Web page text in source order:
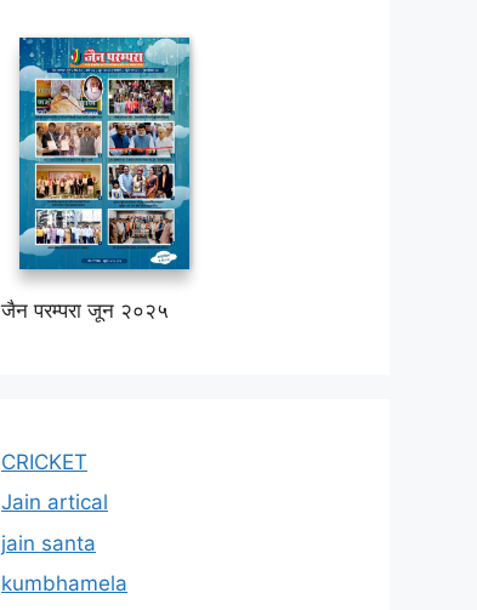
जैन परम्परा जून २०२५
CRICKET
Jain artical
jain santa
kumbhamela